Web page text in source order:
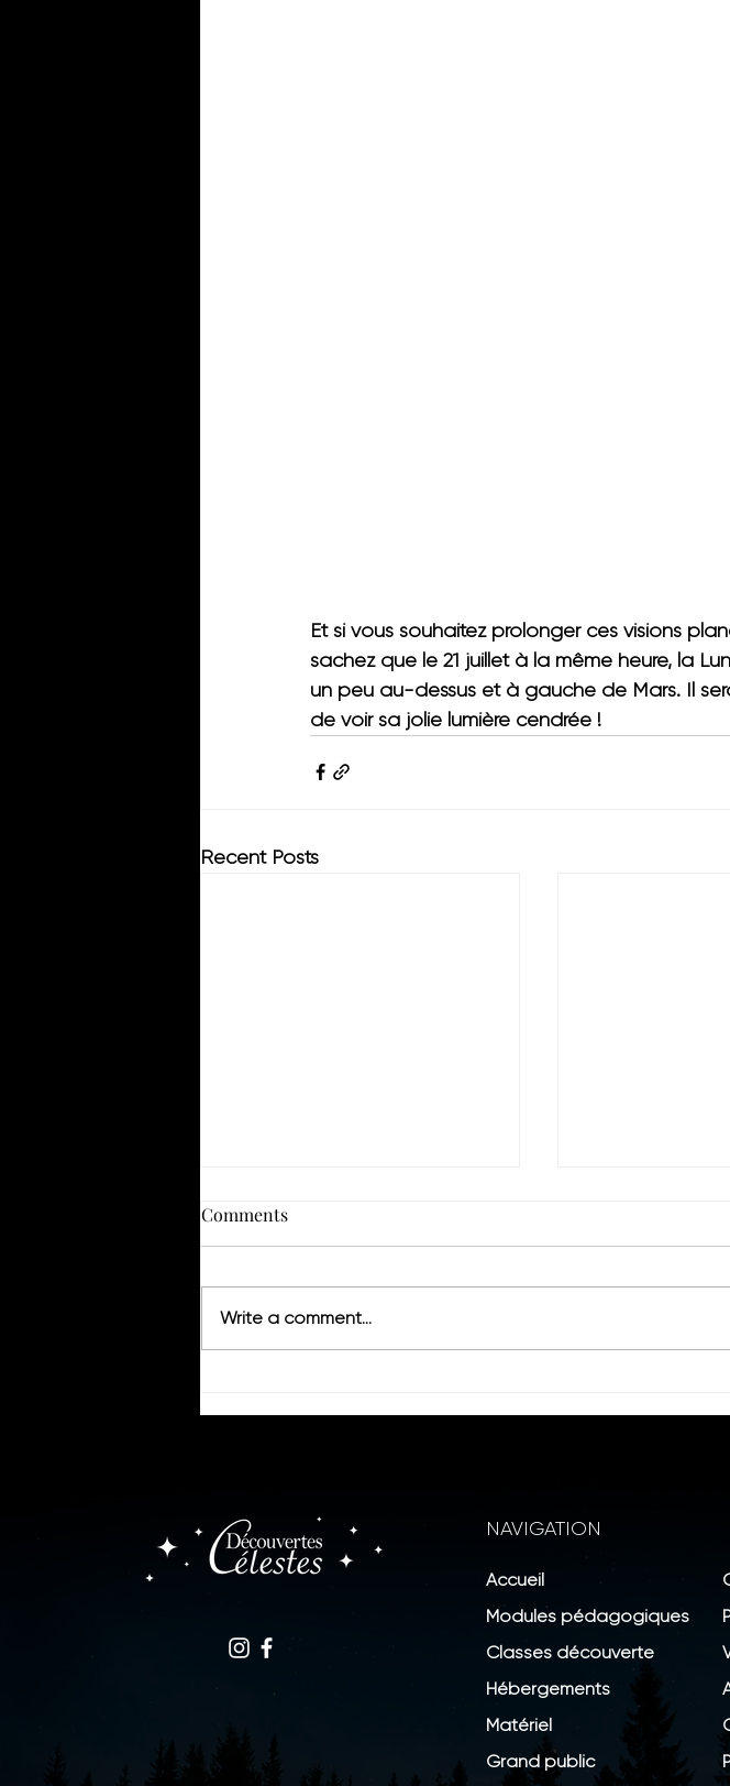
Et si vous souhaitez prolonger ces visions
sachez que le 21 juillet à la même heure, la
un peu au-dessus et à gauche de Mars. Il
de voir sa jolie lumière cendrée !
Recent Posts
nocturnes de la Cité de
partenariat
Comments
Write a comment...
NAVIGATION
Accueil
Modules pédagogiques
Classes découverte
Hébergements
Matériel
Grand public